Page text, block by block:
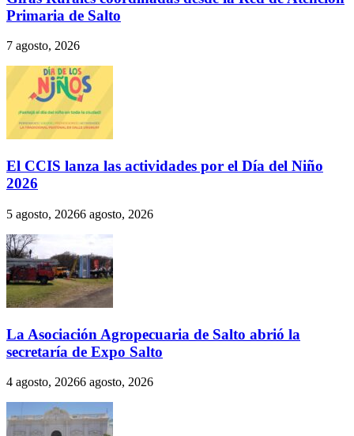
Primaria de Salto
7 agosto, 2026
El CCIS lanza las actividades por el Día del Niño
2026
5 agosto, 20266 agosto, 2026
La Asociación Agropecuaria de Salto abrió la
secretaría de Expo Salto
4 agosto, 20266 agosto, 2026